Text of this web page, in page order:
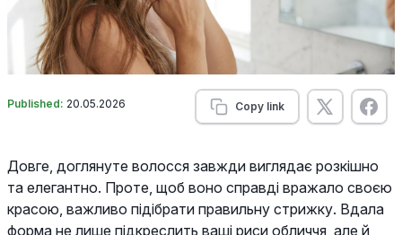
Published: 20.05.2026 Copy link
Довге, доглянуте волосся завжди виглядає розкішно
та елегантно. Проте, щоб воно справді вражало своєю
красою, важливо підібрати правильну стрижку. Вдала
форма не лише підкреслить ваші риси обличчя, але й